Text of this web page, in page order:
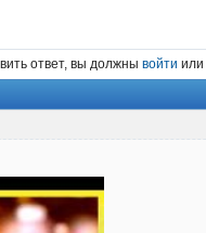
ответ, вы должны войти или